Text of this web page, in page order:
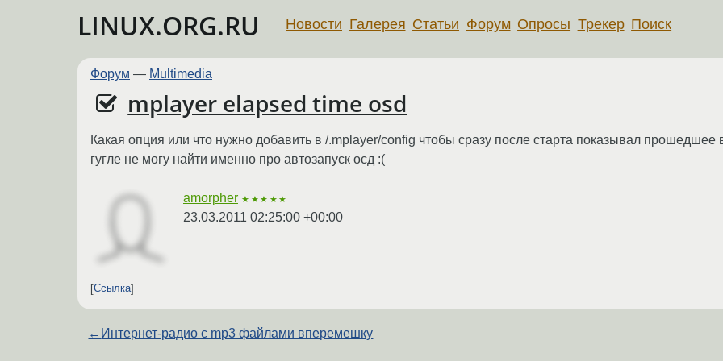
LINUX.ORG.RU Новости Галерея Статьи Форум Опросы Трекер Поиск
Форум — Multimedia
mplayer elapsed time osd
Какая опция или что нужно добавить в /.mplayer/config чтобы сразу после старта показывал
гугле не могу найти именно про автозапуск осд :(
amorpher ★★★★★
23.03.2011 02:25:00 +00:00
Ссылка
← Интернет-радио с mp3 файлами вперемешку